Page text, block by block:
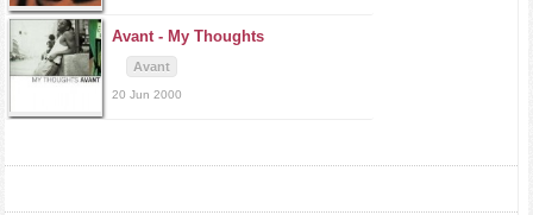
Avant - My Thoughts
Avant
20 Jun 2000